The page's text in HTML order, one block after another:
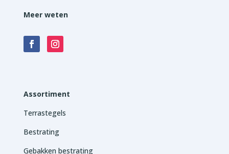
Meer weten
Assortiment
Terrastegels
Bestrating
Gebakken bestrating